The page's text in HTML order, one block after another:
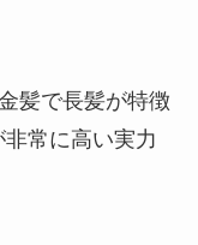
髪で長髪が特徴
常に高い実力